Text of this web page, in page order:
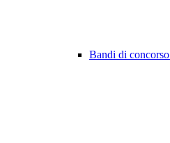
Bandi di concorso